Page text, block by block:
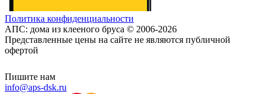
Политика конфиденциальности
АПС: дома из клееного бруса © 2006-2026
Представленные цены на сайте не являются публичной
офертой
Пишите нам
info@aps-dsk.ru